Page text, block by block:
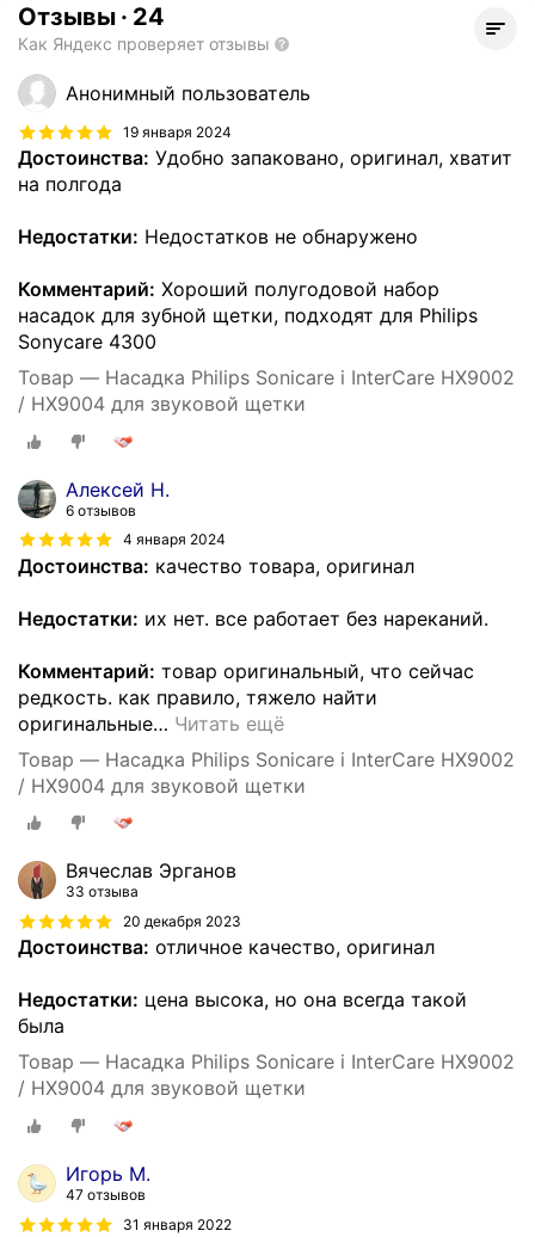
Отзывы · 24
Как Яндекс проверяет отзывы
Анонимный пользователь
19 января 2024
Достоинства: Удобно запаковано, оригинал, хватит
на полгода
Недостатки: Недостатков не обнаружено
Комментарий: Хороший полугодовой набор
насадок для зубной щетки, подходят для Philips
Sonycare 4300
Товар — Насадка Philips Sonicare i InterCare HX9002
/ HX9004 для звуковой щетки
Алексей Н.
6 отзывов
4 января 2024
Достоинства: качество товара, оригинал
Недостатки: их нет. все работает без нареканий.
Комментарий: товар оригинальный, что сейчас
редкость. как правило, тяжело найти
оригинальные… Читать ещё
Товар — Насадка Philips Sonicare i InterCare HX9002
/ HX9004 для звуковой щетки
Вячеслав Эрганов
33 отзыва
20 декабря 2023
Достоинства: отличное качество, оригинал
Недостатки: цена высока, но она всегда такой
была
Товар — Насадка Philips Sonicare i InterCare HX9002
/ HX9004 для звуковой щетки
Игорь М.
47 отзывов
31 января 2022